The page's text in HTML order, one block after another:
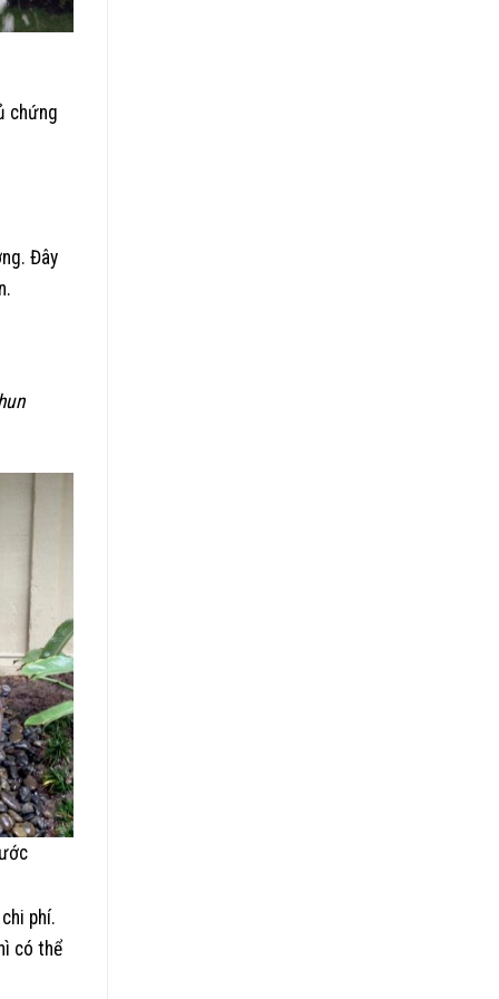
chứng
Đây
phí.
có thể